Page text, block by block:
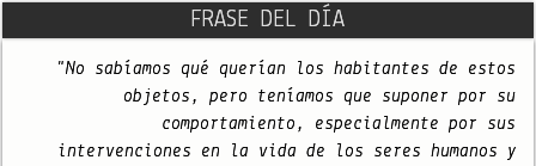
FRASE DEL DÍA
"No sabíamos qué querían los habitantes de estos
objetos, pero teníamos que suponer por su
comportamiento, especialmente por sus
intervenciones en la vida de los seres humanos y